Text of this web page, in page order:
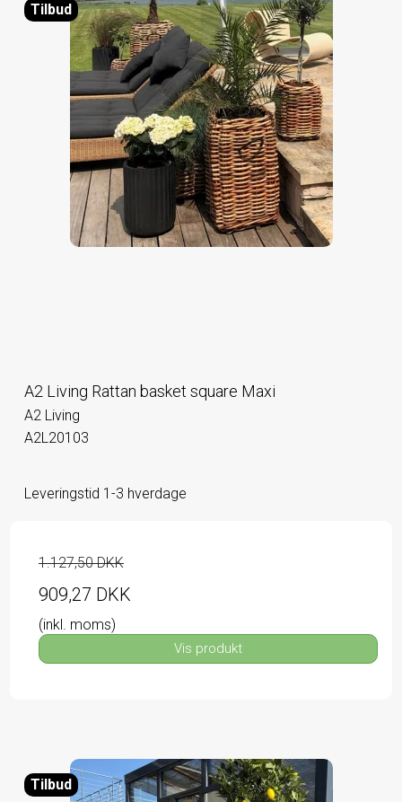
Tilbud
A2 Living Rattan basket square Maxi
A2 Living
A2L20103
Leveringstid 1-3 hverdage
1.127,50 DKK
909,27 DKK
(inkl. moms)
Vis produkt
Tilbud